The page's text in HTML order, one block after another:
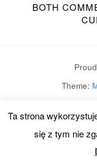
BOTH
Theme:
Ta strona
się z tym nie